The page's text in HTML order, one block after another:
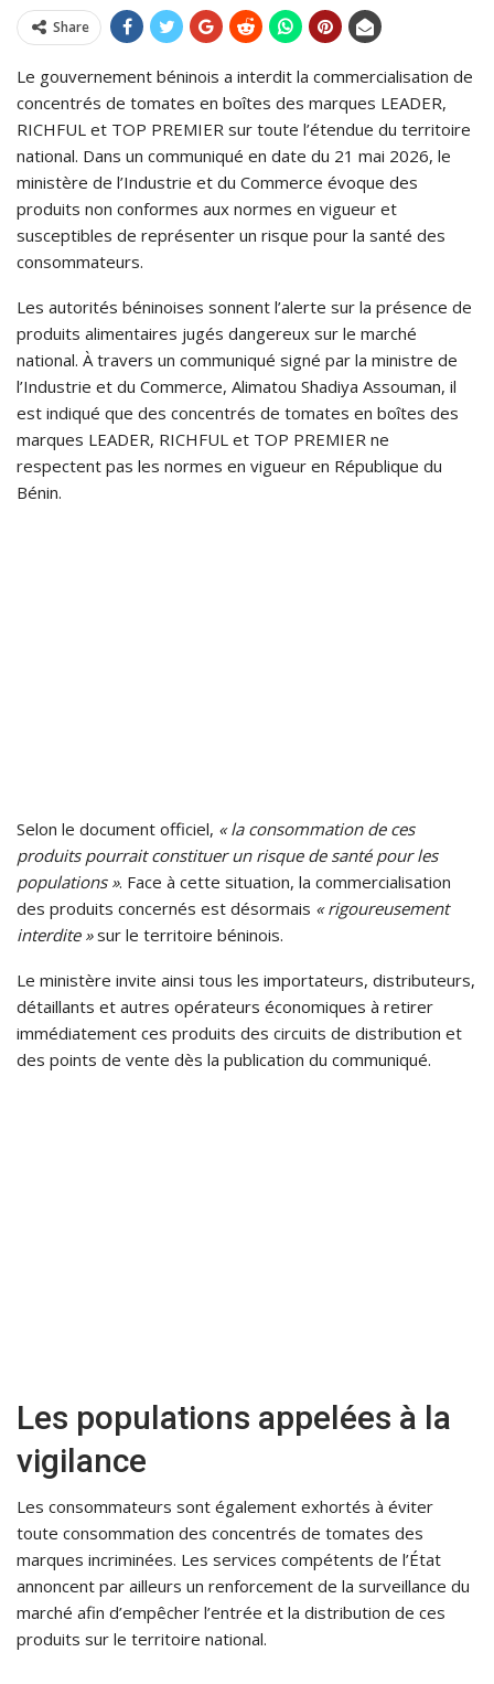
Share
Le gouvernement béninois a interdit la commercialisation de
concentrés de tomates en boîtes des marques LEADER,
RICHFUL et TOP PREMIER sur toute l’étendue du territoire
national. Dans un communiqué en date du 21 mai 2026, le
ministère de l’Industrie et du Commerce évoque des
produits non conformes aux normes en vigueur et
susceptibles de représenter un risque pour la santé des
consommateurs.
Les autorités béninoises sonnent l’alerte sur la présence de
produits alimentaires jugés dangereux sur le marché
national. À travers un communiqué signé par la ministre de
l’Industrie et du Commerce, Alimatou Shadiya Assouman, il
est indiqué que des concentrés de tomates en boîtes des
marques LEADER, RICHFUL et TOP PREMIER ne
respectent pas les normes en vigueur en République du
Bénin.
Selon le document officiel, « la consommation de ces
produits pourrait constituer un risque de santé pour les
populations ». Face à cette situation, la commercialisation
des produits concernés est désormais « rigoureusement
interdite »sur le territoire béninois.
Le ministère invite ainsi tous les importateurs, distributeurs,
détaillants et autres opérateurs économiques à retirer
immédiatement ces produits des circuits de distribution et
des points de vente dès la publication du communiqué.
Les populations appelées à la
vigilance
Les consommateurs sont également exhortés à éviter
toute consommation des concentrés de tomates des
marques incriminées. Les services compétents de l’État
annoncent par ailleurs un renforcement de la surveillance du
marché afin d’empêcher l’entrée et la distribution de ces
produits sur le territoire national.